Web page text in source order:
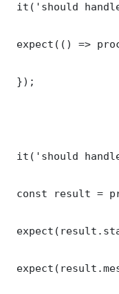
it('should
expect(() =>
});
it('should
const result =